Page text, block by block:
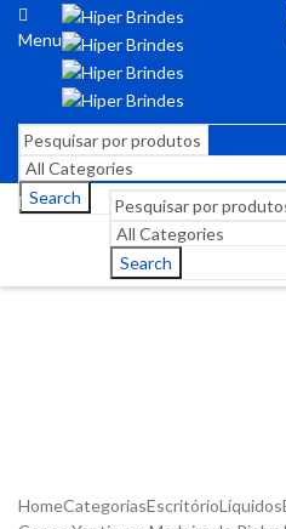
Menu
Search
Search
HomeCategoriasEscritórioLíquidos